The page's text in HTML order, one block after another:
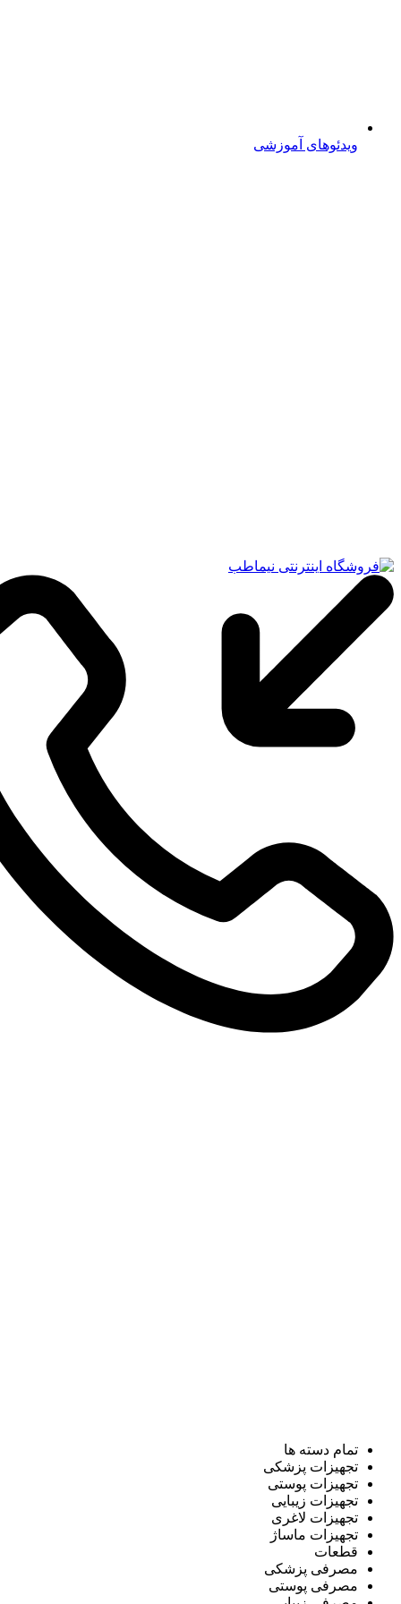
ویدئوهای آموزشی
تمام دسته ها
تجهیزات پزشکی
تجهیزات پوستی
تجهیزات زیبایی
تجهیزات لاغری
تجهیزات ماساژ
قطعات
مصرفی پزشکی
مصرفی پوستی